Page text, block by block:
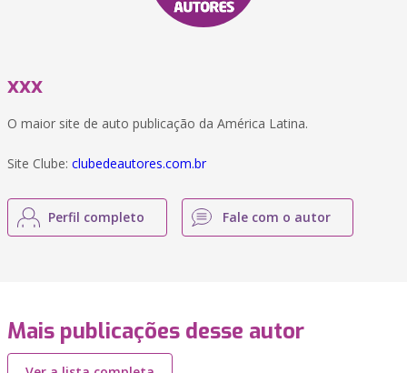
xxx
O maior site de auto publicação da América Latina.
Site Clube: clubedeautores.com.br
Perfil completo Fale com o autor
Mais publicações desse autor